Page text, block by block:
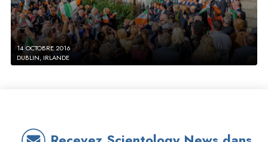
14 OCTOBRE 2016
DUBLIN, IRLANDE